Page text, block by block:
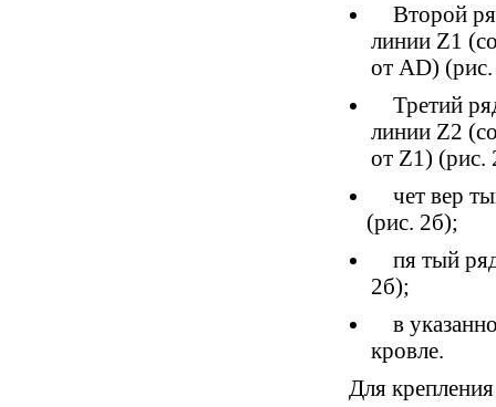
Второй
линии Z1 (
от AD) (
Третий
линии Z2 (
от Z1) (рис.
чет вер
(рис. 2б);
пя тый
2б);
в
кровле.
Для